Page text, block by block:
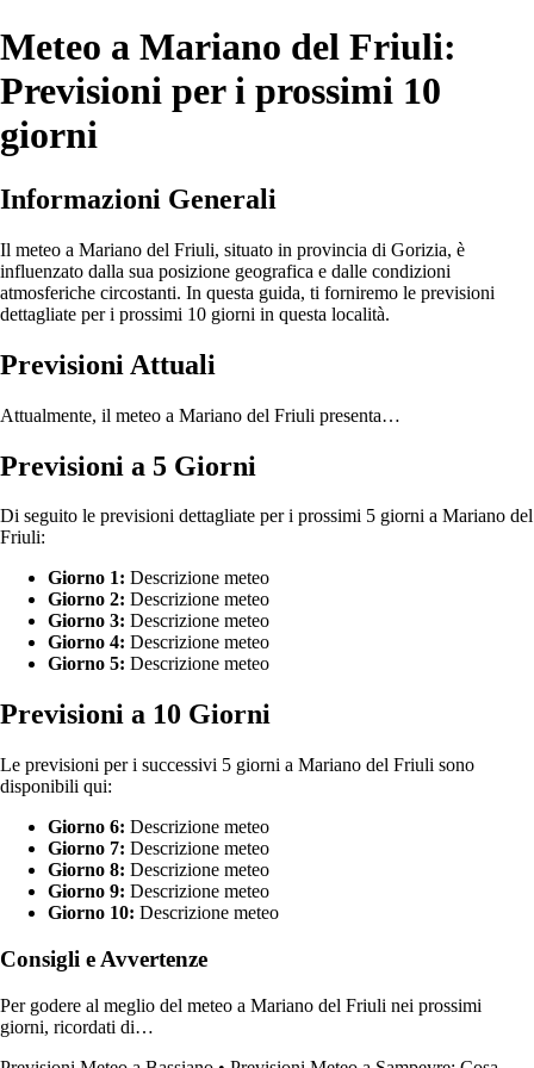
Meteo a Mariano del Friuli:
Previsioni per i prossimi 10
giorni
Informazioni Generali
Il meteo a Mariano del Friuli, situato in provincia di Gorizia, è
influenzato dalla sua posizione geografica e dalle condizioni
atmosferiche circostanti. In questa guida, ti forniremo le previsioni
dettagliate per i prossimi 10 giorni in questa località.
Previsioni Attuali
Attualmente, il meteo a Mariano del Friuli presenta…
Previsioni a 5 Giorni
Di seguito le previsioni dettagliate per i prossimi 5 giorni a Mariano del
Friuli:
Giorno 1: Descrizione meteo
Giorno 2: Descrizione meteo
Giorno 3: Descrizione meteo
Giorno 4: Descrizione meteo
Giorno 5: Descrizione meteo
Previsioni a 10 Giorni
Le previsioni per i successivi 5 giorni a Mariano del Friuli sono
disponibili qui:
Giorno 6: Descrizione meteo
Giorno 7: Descrizione meteo
Giorno 8: Descrizione meteo
Giorno 9: Descrizione meteo
Giorno 10: Descrizione meteo
Consigli e Avvertenze
Per godere al meglio del meteo a Mariano del Friuli nei prossimi
giorni, ricordati di…